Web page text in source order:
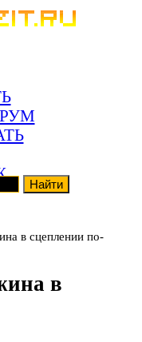
в сцеплении по-
в